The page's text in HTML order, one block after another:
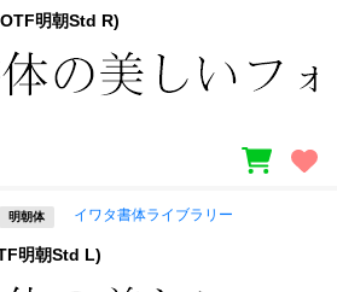
明朝Std R)
明朝体 イワタ書体ライブラリー
明朝Std L)